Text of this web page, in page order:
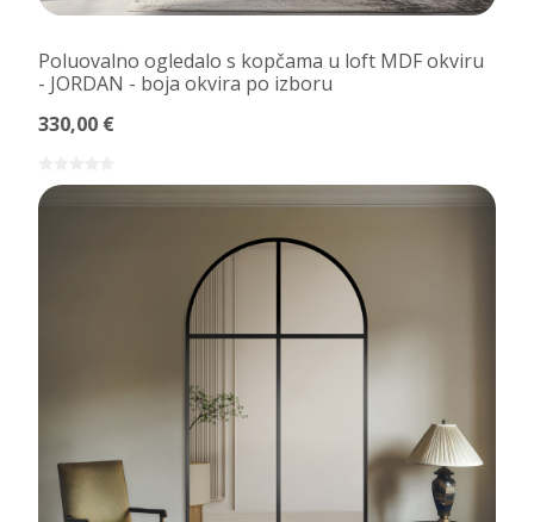
Poluovalno ogledalo s kopčama u loft MDF okviru
- JORDAN - boja okvira po izboru
330,00 €